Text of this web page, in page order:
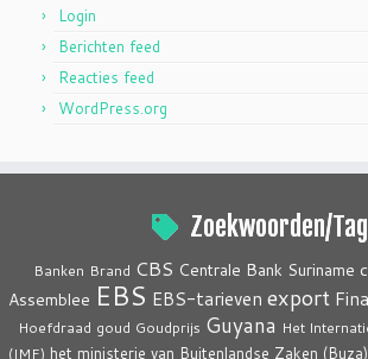
Login
Berichten feed
Reacties feed
WordPress.org
Zoekwoorden/
Banken Brand CBS Centrale Bank Suriname
Assemblee EBS EBS-tarieven export
Hoefdraad goud Goudprijs Guyana Het
(IMF) het ministerie van Buitenlandse Zaken (Buza)